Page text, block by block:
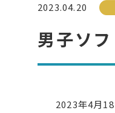
2023.04.20
男子ソ
2023年4月